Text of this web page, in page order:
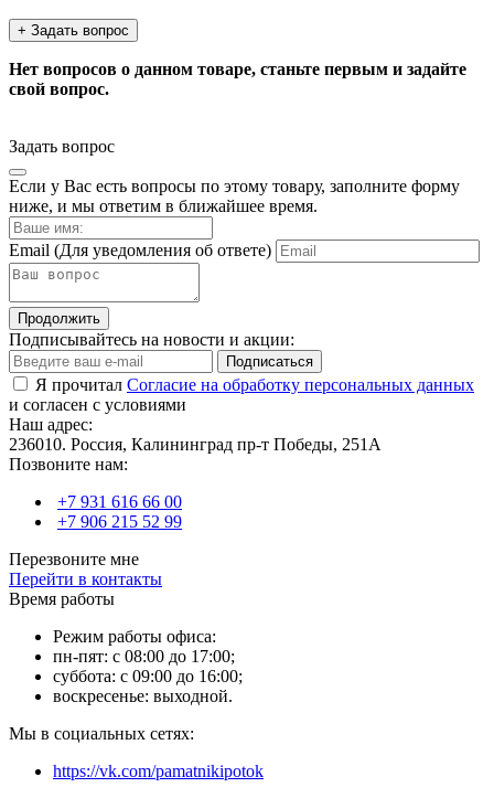
+ Задать вопрос
Нет вопросов о данном товаре, станьте первым и задайте
свой вопрос.
Задать вопрос
Если у Вас есть вопросы по этому товару, заполните форму
ниже, и мы ответим в ближайшее время.
Email (Для уведомления об ответе)
Продолжить
Подписывайтесь на новости и акции:
Подписаться
Я прочитал Согласие на обработку персональных данных
и согласен с условиями
Наш адрес:
236010. Россия, Калининград пр-т Победы, 251А
Позвоните нам:
+7 931 616 66 00
+7 906 215 52 99
Перезвоните мне
Перейти в контакты
Время работы
Режим работы офиса:
пн-пят: с 08:00 до 17:00;
суббота: с 09:00 до 16:00;
воскресенье: выходной.
Мы в социальных сетях:
https://vk.com/pamatnikipotok